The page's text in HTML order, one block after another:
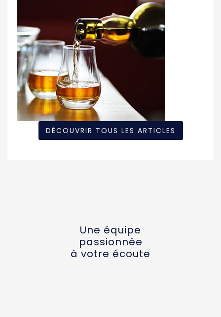
DÉCOUVRIR TOUS LES ARTICLES
Une équipe
passionnée
à votre écoute